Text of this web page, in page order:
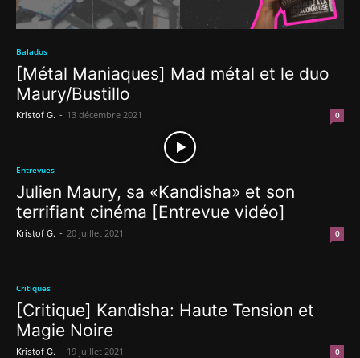
Balados
[Métal Maniaques] Mad métal et le duo
Maury/Bustillo
Kristof G. - 13 décembre 2021 0
Entrevues
Julien Maury, sa «Kandisha» et son
terrifiant cinéma [Entrevue vidéo]
Kristof G. - 20 juillet 2021 0
Critiques
[Critique] Kandisha: Haute Tension et
Magie Noire
Kristof G. - 19 juillet 2021 0